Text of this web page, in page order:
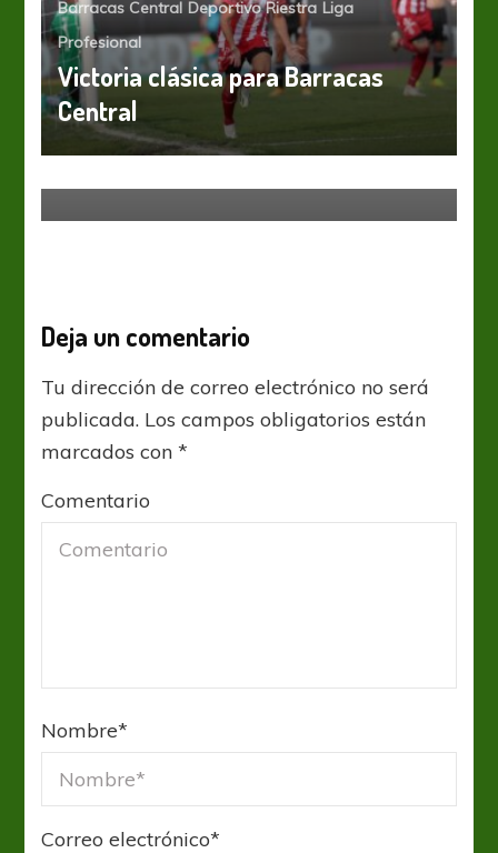
Barracas Central Deportivo Riestra Liga
Profesional
Victoria clásica para Barracas
Central
Huracán Liga Profesional
Nueva Chicago condiciona la salida
Deja un comentario
Tu dirección de correo electrónico no será
publicada. Los campos obligatorios están
marcados con*
Comentario
Nombre*
Correo electrónico*